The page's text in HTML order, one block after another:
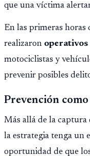
que una víctima
En las primeras horas
realizaron
motociclistas y
prevenir posibles
Prevención
Más allá de la captura
la estrategia tenga un
oportunidad de que